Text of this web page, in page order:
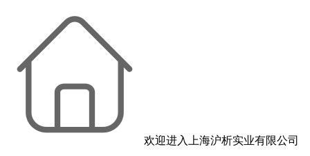
欢迎进入上海沪析实业有限公司